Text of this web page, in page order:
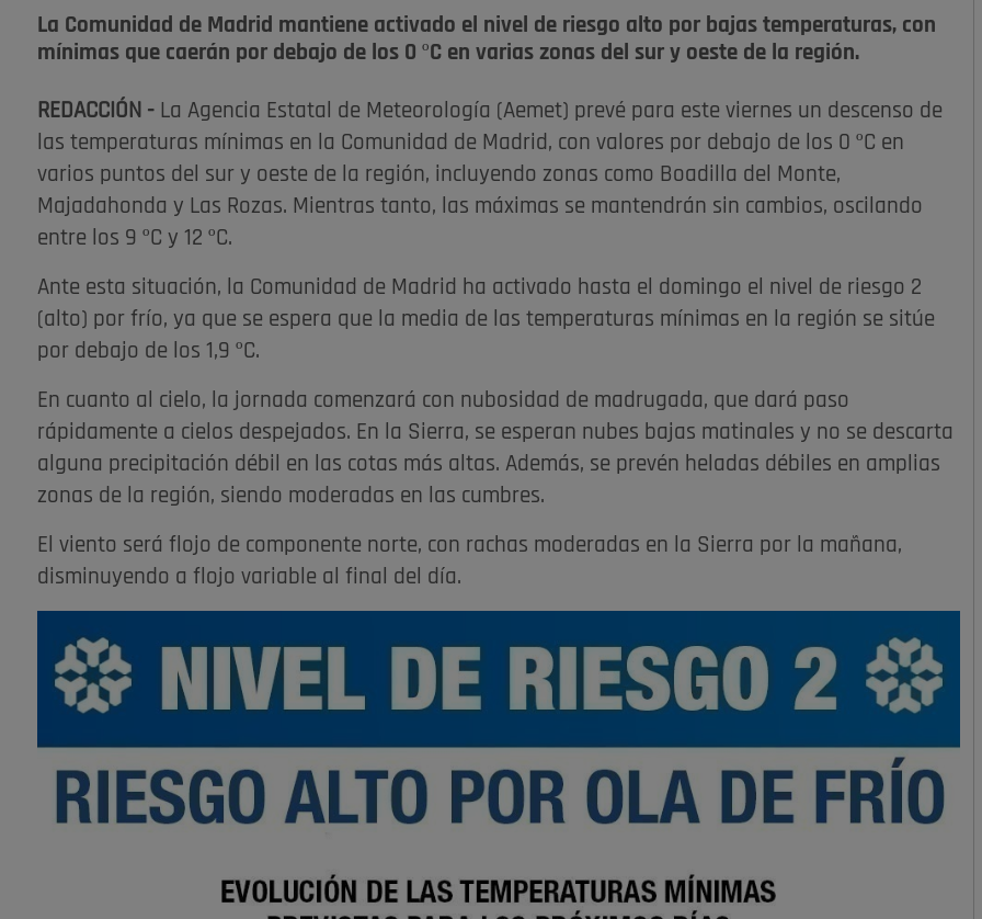
La Comunidad de Madrid mantiene activado el nivel de riesgo alto por bajas temperaturas, con
mínimas que caerán por debajo de los 0 ºC en varias zonas del sur y oeste de la región.
REDACCIÓN - La Agencia Estatal de Meteorología (Aemet) prevé para este viernes un descenso de
las temperaturas mínimas en la Comunidad de Madrid, con valores por debajo de los 0 ºC en
varios puntos del sur y oeste de la región, incluyendo zonas como Boadilla del Monte,
Majadahonda y Las Rozas. Mientras tanto, las máximas se mantendrán sin cambios, oscilando
entre los 9 ºC y 12 ºC.
Ante esta situación, la Comunidad de Madrid ha activado hasta el domingo el nivel de riesgo 2
(alto) por frío, ya que se espera que la media de las temperaturas mínimas en la región se sitúe
por debajo de los 1,9 ºC.
En cuanto al cielo, la jornada comenzará con nubosidad de madrugada, que dará paso
rápidamente a cielos despejados. En la Sierra, se esperan nubes bajas matinales y no se descarta
alguna precipitación débil en las cotas más altas. Además, se prevén heladas débiles en amplias
zonas de la región, siendo moderadas en las cumbres.
El viento será flojo de componente norte, con rachas moderadas en la Sierra por la mañana,
disminuyendo a flojo variable al final del día.